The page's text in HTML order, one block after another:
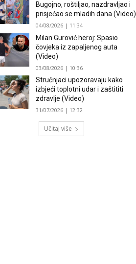
Bugojno, roštiljao, nazdravljao i
prisjećao se mladih dana (Video)
04/08/2026 | 11:34
Milan Gurović heroj: Spasio
čovjeka iz zapaljenog auta
(Video)
03/08/2026 | 10:36
Stručnjaci upozoravaju kako
izbjeći toplotni udar i zaštititi
zdravlje (Video)
31/07/2026 | 12:32
Učitaj više